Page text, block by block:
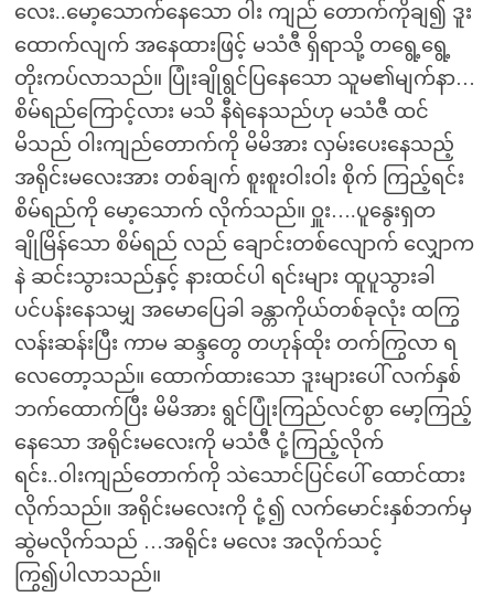
လေး..မော့သောက်နေသော ဝါး ကျည် တောက်ကိုချ၍ ဒူး
ထောက်လျက် အနေထားဖြင့် မသံဇီ ရှိရာသို့ တရွေ့ရွေ့
တိုးကပ်လာသည်။ ပြုံးချိုရွင်ပြနေသော သူမ၏မျက်နာ…
စိမ်ရည်ကြောင့်လား မသိ နီရဲနေသည်ဟု မသံဇီ ထင်
မိသည် ဝါးကျည်တောက်ကို မိမိအား လှမ်းပေးနေသည့်
အရိုင်းမလေးအား တစ်ချက် စူးစူးဝါးဝါး စိုက် ကြည့်ရင်း
စိမ်ရည်ကို မော့သောက် လိုက်သည်။ ဝှူး….ပူနွေးရှတ
ချိုမြိန်သော စိမ်ရည် လည် ချောင်းတစ်လျောက် လျှောက
နဲ ဆင်းသွားသည်နှင့် နားထင်ပါ ရင်းများ ထူပူသွားခါ
ပင်ပန်းနေသမျှ အမောပြေခါ ခန္တာကိုယ်တစ်ခုလုံး ထကြွ
လန်းဆန်းပြီး ကာမ ဆန္ဒတွေ တဟုန်ထိုး တက်ကြွလာ ရ
လေတော့သည်။ ထောက်ထားသော ဒူးများပေါ် လက်နှစ်
ဘက်ထောက်ပြီး မိမိအား ရွင်ပြုံးကြည်လင်စွာ မော့ကြည့်
နေသော အရိုင်းမလေးကို မသံဇီ ငုံ့ကြည့်လိုက်
ရင်း..ဝါးကျည်တောက်ကို သဲသောင်ပြင်ပေါ် ထောင်ထား
လိုက်သည်။ အရိုင်းမလေးကို ငုံ့၍ လက်မောင်းနှစ်ဘက်မှ
ဆွဲမလိုက်သည် …အရိုင်း မလေး အလိုက်သင့်
ကြွ၍ပါလာသည်။